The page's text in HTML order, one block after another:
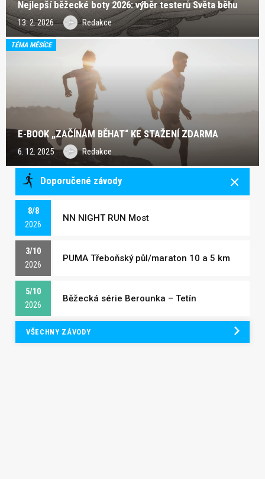
Nejlepší běžecké boty 2026: výběr testerů Světa běhu
13. 2. 2026 Redakce
TÉMA MĚSÍCE
E-BOOK „ZAČÍNÁM BĚHAT“ KE STAŽENÍ ZDARMA
6. 12. 2025 Redakce
Doporučené závody
8/8
2026
NN NIGHT RUN Most
3/10
2026
PUMA Třeboňský půl/maraton 10 a 5 km
5/10
2026
Běžecká série Berounka – Tetín
VŠECHNY ZÁVODY